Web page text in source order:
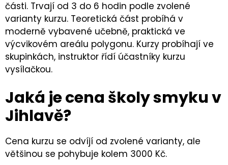
části. Trvají od 3 do 6 hodin podle zvolené
varianty kurzu. Teoretická část probíhá v
moderně vybavené učebně, praktická ve
výcvikovém areálu polygonu. Kurzy probíhají ve
skupinkách, instruktor řídí účastníky kurzu
vysílačkou.
Jaká je cena školy smyku v
Jihlavě?
Cena kurzu se odvíjí od zvolené varianty, ale
většinou se pohybuje kolem 3000 Kč.